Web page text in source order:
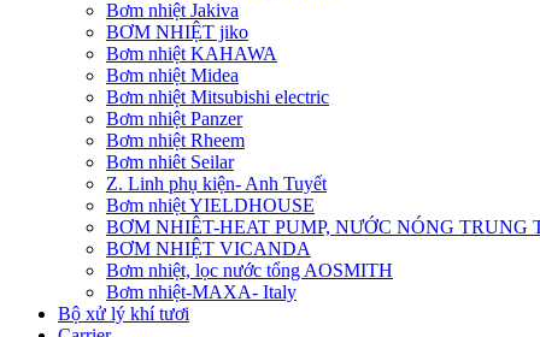
Bơm nhiệt Jakiva
BƠM NHIỆT jiko
Bơm nhiệt KAHAWA
Bơm nhiệt Midea
Bơm nhiệt Mitsubishi electric
Bơm nhiệt Panzer
Bơm nhiệt Rheem
Bơm nhiêt Seilar
Z. Linh phụ kiện- Anh Tuyết
Bơm nhiệt YIELDHOUSE
BƠM NHIÊT-HEAT PUMP, NƯỚC NÓNG TRUNG
BƠM NHIỆT VICANDA
Bơm nhiệt, lọc nước tổng AOSMITH
Bơm nhiệt-MAXA- Italy
Bộ xử lý khí tươi